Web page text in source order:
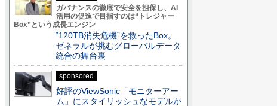
ガバナンスの徹底で安全を担保し、AI
活用の促進で目指すのは“トレジャー
Box”という成長エンジン
“120TB消失危機”を救ったBox。
ゼネラルが挑むグローバルデータ
統合の舞台裏
sponsored
好評のViewSonic「モニターアー
ム」にスタイリッシュなモデルが